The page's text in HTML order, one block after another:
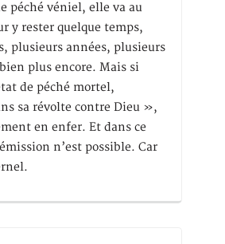
péché véniel, elle va au
y rester quelque temps,
plusieurs années, plusieurs
plus encore. Mais si
de péché mortel,
sa révolte contre Dieu »,
en enfer. Et dans ce
n’est possible. Car